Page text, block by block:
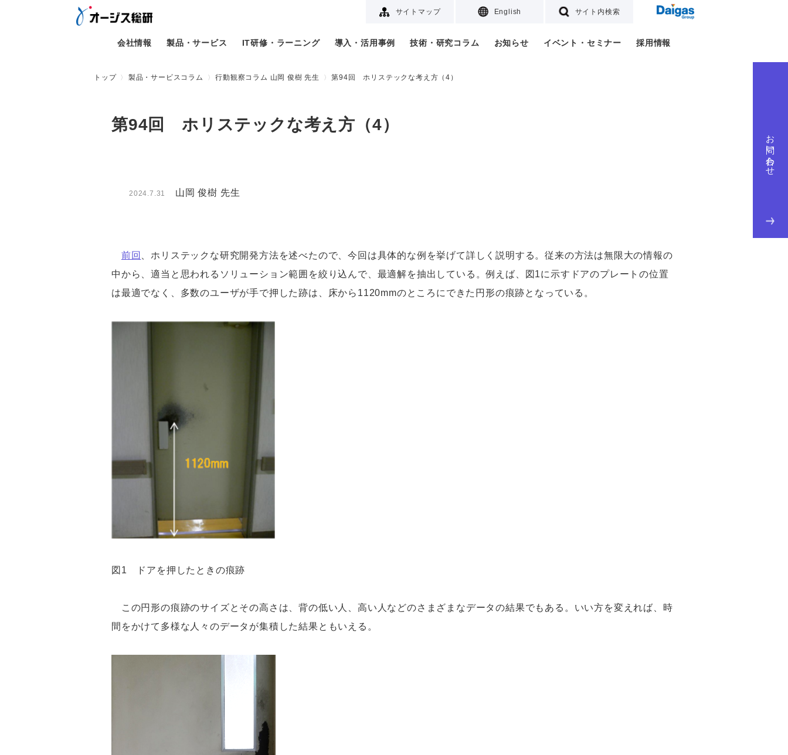
サイトマップ English サイト内検索
会社情報 製品・サービス IT研修・ラーニング 導入・活用事例 技術・研究コラム お知らせ イベント・セミナー 採用情報
お問い合わせ
トップ 製品・サービスコラム 行動観察コラム 山岡 俊樹 先生 第94回 ホリステックな考え方（4）
第94回 ホリステックな考え方（4）
2024.7.31 山岡 俊樹 先生
前回
、ホリステックな研究開発方法を述べたので、今回は具体的な例を挙げて詳しく説明する。従来の方法は無限大の情報の
中から、適当と思われるソリューション範囲を絞り込んで、最適解を抽出している。例えば、図1に示すドアのプレートの位置
は最適でなく、多数のユーザが手で押した跡は、床から1120mmのところにできた円形の痕跡となっている。
図1 ドアを押したときの痕跡
この円形の痕跡のサイズとその高さは、背の低い人、高い人などのさまざまなデータの結果でもある。いい方を変えれば、時
間をかけて多様な人々のデータが集積した結果ともいえる。